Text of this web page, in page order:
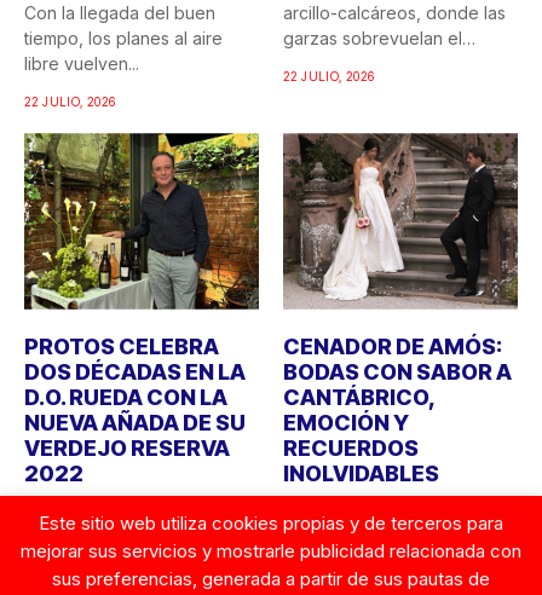
Con la llegada del buen
tiempo, los planes al aire
libre vuelven...
22 JULIO, 2026
arcillo-calcáreos, donde las
garzas sobrevuelan el
22 JULIO, 2026
PROTOS CELEBRA
DOS DÉCADAS EN LA
D.O. RUEDA CON LA
NUEVA AÑADA DE SU
VERDEJO RESERVA
2022
este año el 20º aniversario
de su llegada a...
CENADOR DE AMÓS:
BODAS CON SABOR A
CANTÁBRICO,
EMOCIÓN Y
RECUERDOS
INOLVIDABLES
alguien imaginaba una boda,
la atención se centraba en...
Este sitio web utiliza cookies propias y de terceros para
mejorar sus servicios y mostrarle publicidad relacionada con
sus preferencias, generada a partir de sus pautas de